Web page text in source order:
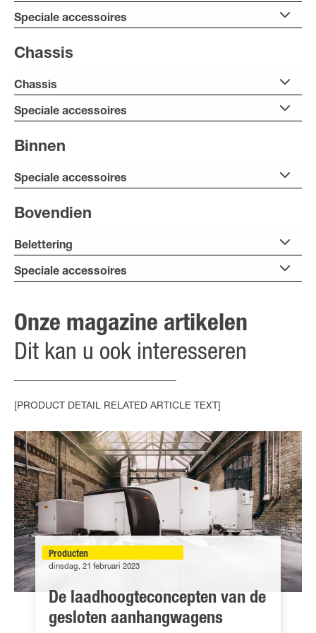
Speciale accessoires
Chassis
Chassis
Speciale accessoires
Binnen
Speciale accessoires
Bovendien
Belettering
Speciale accessoires
Onze magazine artikelen
Dit kan u ook interesseren
[PRODUCT DETAIL RELATED ARTICLE TEXT]
Producten
dinsdag, 21 februari 2023
De laadhoogteconcepten van de
gesloten aanhangwagens